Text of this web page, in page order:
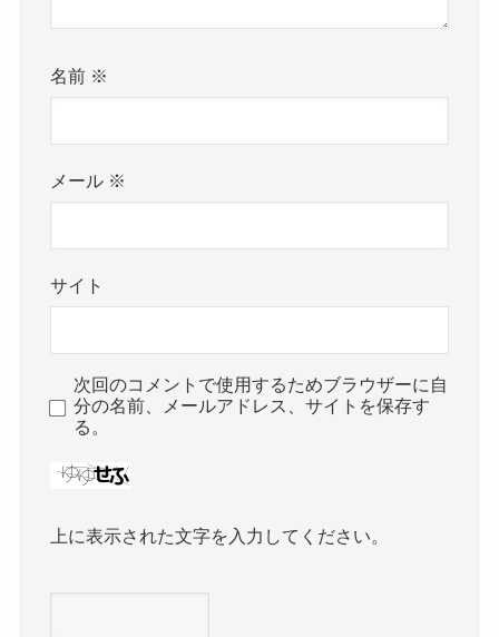
名前 ※
メール ※
サイト
次回のコメントで使用するためブラウザーに自
分の名前、メールアドレス、サイトを保存す
る。
上に表示された文字を入力してください。